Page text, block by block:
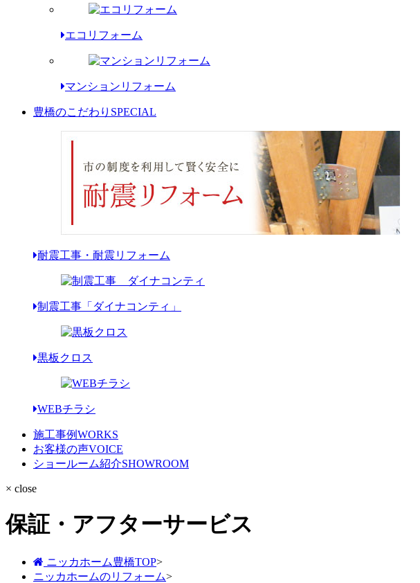
エコリフォーム
マンションリフォーム
豊橋のこだわり SPECIAL
耐震工事・耐震リフォーム
制震工事「ダイナコンティ」
黒板クロス
WEBチラシ
施工事例WORKS
お客様の声VOICE
ショールーム紹介SHOWROOM
× close
保証・アフターサービス
ニッカホーム豊橋TOP>
ニッカホームのリフォーム>